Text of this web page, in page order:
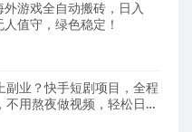
外游戏全自动搬砖，日入
值守，绿色稳定！
副业？快手短剧项目，全程
不用熬夜做视频，轻松日入